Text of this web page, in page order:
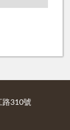
路310號